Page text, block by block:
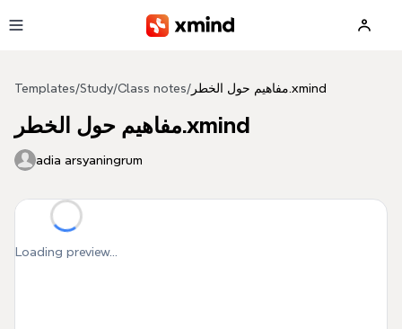
Templates/Study/Class notes/ مفاهيم حول الخطر.xmind
مفاهيم حول الخطر.xmind
adia arsyaningrum
Loading preview...